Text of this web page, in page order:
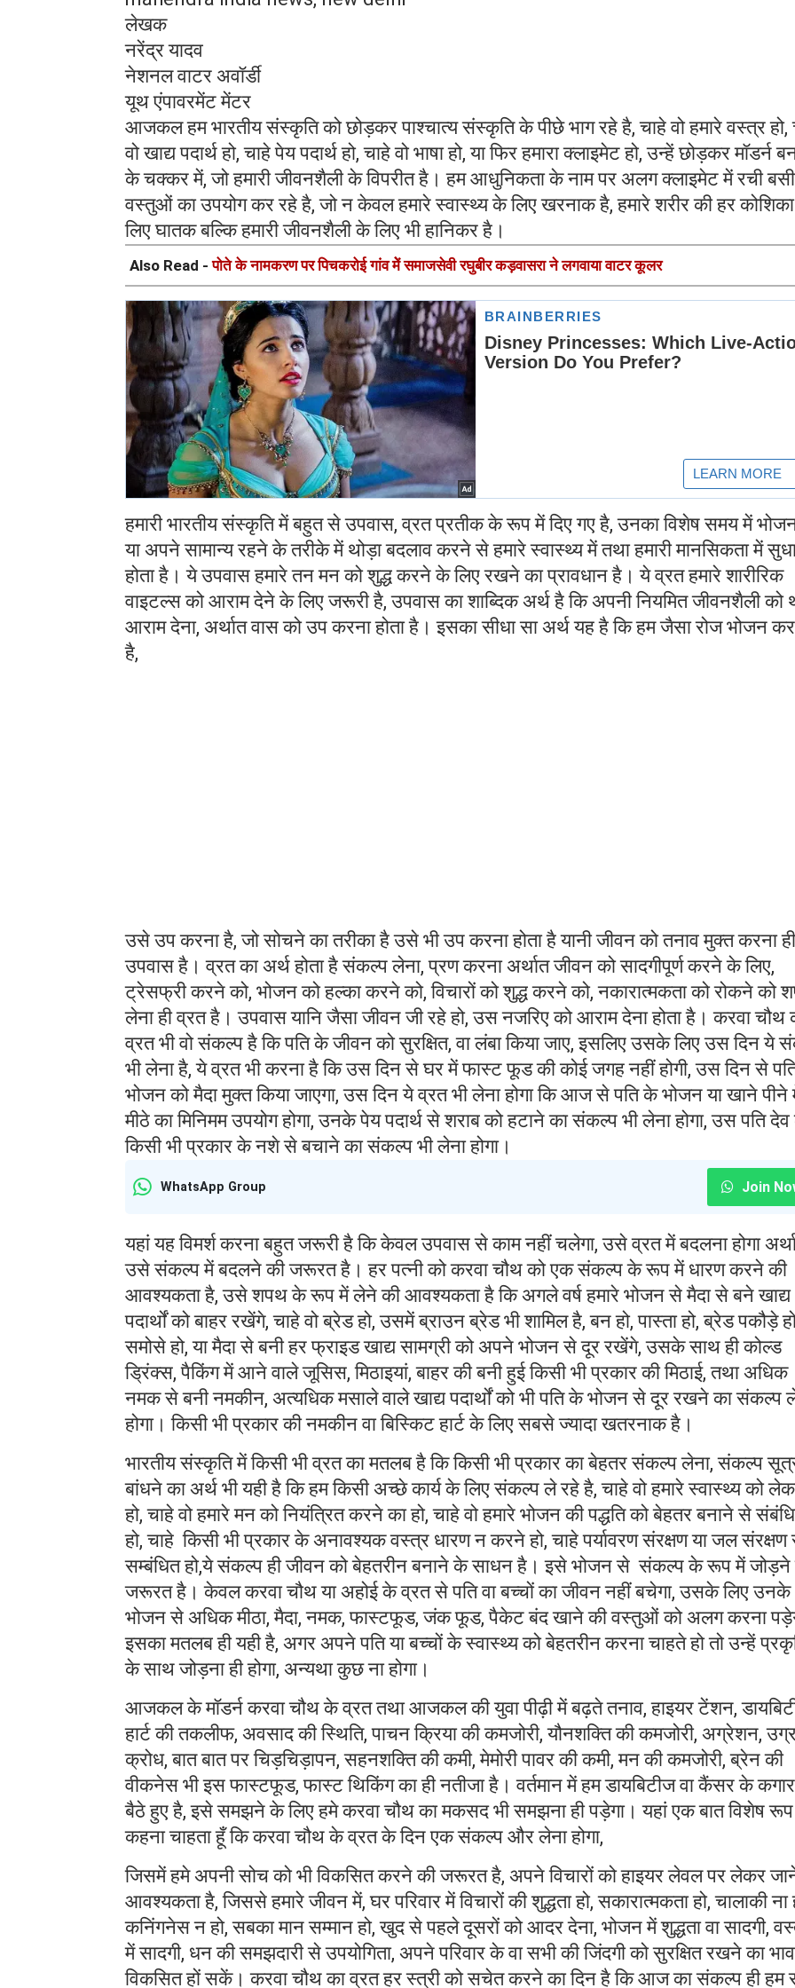
लेखक
नरेंद्र यादव
नेशनल वाटर अवॉर्डी
यूथ एंपावरमेंट मेंटर
आजकल हम भारतीय संस्कृति को छोड़कर पाश्चात्य संस्कृति के पीछे भाग रहे है, चाहे वो हमारे वस्त्र हो,
वो खाद्य पदार्थ हो, चाहे पेय पदार्थ हो, चाहे वो भाषा हो, या फिर हमारा क्लाइमेट हो, उन्हें छोड़कर मॉडर्न
के चक्कर में, जो हमारी जीवनशैली के विपरीत है। हम आधुनिकता के नाम पर अलग क्लाइमेट में रची बसी
वस्तुओं का उपयोग कर रहे है, जो न केवल हमारे स्वास्थ्य के लिए खरनाक है, हमारे शरीर की हर
लिए घातक बल्कि हमारी जीवनशैली के लिए भी हानिकर है।
Also Read -पोते के नामकरण पर पिचकरोई गांव मेें समाजसेवी रघुबीर कड़वासरा ने लगवाया वाटर कूलर
हमारी भारतीय संस्कृति में बहुत से उपवास, व्रत प्रतीक के रूप में दिए गए है, उनका विशेष समय में
या अपने सामान्य रहने के तरीके में थोड़ा बदलाव करने से हमारे स्वास्थ्य में तथा हमारी मानसिकता में
होता है। ये उपवास हमारे तन मन को शुद्ध करने के लिए रखने का प्रावधान है। ये व्रत हमारे शारीरिक
वाइटल्स को आराम देने के लिए जरूरी है, उपवास का शाब्दिक अर्थ है कि अपनी नियमित जीवनशैली को
आराम देना, अर्थात वास को उप करना होता है। इसका सीधा सा अर्थ यह है कि हम जैसा रोज भोजन
है,
उसे उप करना है, जो सोचने का तरीका है उसे भी उप करना होता है यानी जीवन को तनाव मुक्त करना ही
उपवास है। व्रत का अर्थ होता है संकल्प लेना, प्रण करना अर्थात जीवन को सादगीपूर्ण करने के लिए,
ट्रेसफ्री करने को, भोजन को हल्का करने को, विचारों को शुद्ध करने को, नकारात्मकता को रोकने को
लेना ही व्रत है। उपवास यानि जैसा जीवन जी रहे हो, उस नजरिए को आराम देना होता है। करवा चौथ
व्रत भी वो संकल्प है कि पति के जीवन को सुरक्षित, वा लंबा किया जाए, इसलिए उसके लिए उस दिन ये
भी लेना है, ये व्रत भी करना है कि उस दिन से घर में फास्ट फूड की कोई जगह नहीं होगी, उस दिन से
भोजन को मैदा मुक्त किया जाएगा, उस दिन ये व्रत भी लेना होगा कि आज से पति के भोजन या खाने पीने
मीठे का मिनिमम उपयोग होगा, उनके पेय पदार्थ से शराब को हटाने का संकल्प भी लेना होगा, उस पति देव
किसी भी प्रकार के नशे से बचाने का संकल्प भी लेना होगा।
WhatsApp Group Join
यहां यह विमर्श करना बहुत जरूरी है कि केवल उपवास से काम नहीं चलेगा, उसे व्रत में बदलना होगा
उसे संकल्प में बदलने की जरूरत है। हर पत्नी को करवा चौथ को एक संकल्प के रूप में धारण करने की
आवश्यकता है, उसे शपथ के रूप में लेने की आवश्यकता है कि अगले वर्ष हमारे भोजन से मैदा से बने खाद्य
पदार्थों को बाहर रखेंगे, चाहे वो ब्रेड हो, उसमें ब्राउन ब्रेड भी शामिल है, बन हो, पास्ता हो, ब्रेड पकौड़े
समोसे हो, या मैदा से बनी हर फ्राइड खाद्य सामग्री को अपने भोजन से दूर रखेंगे, उसके साथ ही कोल्ड
ड्रिंक्स, पैकिंग में आने वाले जूसिस, मिठाइयां, बाहर की बनी हुई किसी भी प्रकार की मिठाई, तथा अधिक
नमक से बनी नमकीन, अत्यधिक मसाले वाले खाद्य पदार्थों को भी पति के भोजन से दूर रखने का संकल्प
होगा। किसी भी प्रकार की नमकीन वा बिस्किट हार्ट के लिए सबसे ज्यादा खतरनाक है।
भारतीय संस्कृति में किसी भी व्रत का मतलब है कि किसी भी प्रकार का बेहतर संकल्प लेना, संकल्प
बांधने का अर्थ भी यही है कि हम किसी अच्छे कार्य के लिए संकल्प ले रहे है, चाहे वो हमारे स्वास्थ्य को
हो, चाहे वो हमारे मन को नियंत्रित करने का हो, चाहे वो हमारे भोजन की पद्धति को बेहतर बनाने से
हो, चाहे किसी भी प्रकार के अनावश्यक वस्त्र धारण न करने हो, चाहे पर्यावरण संरक्षण या जल संरक्षण
सम्बंधित हो,ये संकल्प ही जीवन को बेहतरीन बनाने के साधन है। इसे भोजन से संकल्प के रूप में जोड़ने
जरूरत है। केवल करवा चौथ या अहोई के व्रत से पति वा बच्चों का जीवन नहीं बचेगा, उसके लिए उनके
भोजन से अधिक मीठा, मैदा, नमक, फास्टफूड, जंक फूड, पैकेट बंद खाने की वस्तुओं को अलग करना
इसका मतलब ही यही है, अगर अपने पति या बच्चों के स्वास्थ्य को बेहतरीन करना चाहते हो तो उन्हें
के साथ जोड़ना ही होगा, अन्यथा कुछ ना होगा।
आजकल के मॉडर्न करवा चौथ के व्रत तथा आजकल की युवा पीढ़ी में बढ़ते तनाव, हाइयर टेंशन,
हार्ट की तकलीफ, अवसाद की स्थिति, पाचन क्रिया की कमजोरी, यौनशक्ति की कमजोरी, अग्रेशन,
क्रोध, बात बात पर चिड़चिड़ापन, सहनशक्ति की कमी, मेमोरी पावर की कमी, मन की कमजोरी, ब्रेन की
वीकनेस भी इस फास्टफूड, फास्ट थिकिंग का ही नतीजा है। वर्तमान में हम डायबिटीज वा कैंसर के
बैठे हुए है, इसे समझने के लिए हमे करवा चौथ का मकसद भी समझना ही पड़ेगा। यहां एक बात विशेष
कहना चाहता हूँ कि करवा चौथ के व्रत के दिन एक संकल्प और लेना होगा,
जिसमें हमे अपनी सोच को भी विकसित करने की जरूरत है, अपने विचारों को हाइयर लेवल पर लेकर
आवश्यकता है, जिससे हमारे जीवन में, घर परिवार में विचारों की शुद्धता हो, सकारात्मकता हो, चालाकी ना
कनिंगनेस न हो, सबका मान सम्मान हो, खुद से पहले दूसरों को आदर देना, भोजन में शुद्धता वा सादगी,
में सादगी, धन की समझदारी से उपयोगिता, अपने परिवार के वा सभी की जिंदगी को सुरक्षित रखने का भाव
विकसित हों सकें। करवा चौथ का व्रत हर स्त्री को सचेत करने का दिन है कि आज का संकल्प ही हम